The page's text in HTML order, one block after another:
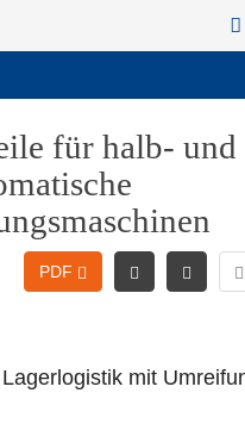
für halb- und
PDF